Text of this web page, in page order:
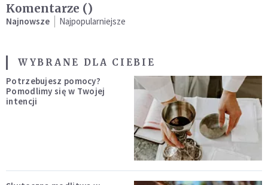
Komentarze ()
Najnowsze Najpopularniejsze
WYBRANE DLA CIEBIE
Potrzebujesz pomocy?
Pomodlimy się w Twojej
intencji